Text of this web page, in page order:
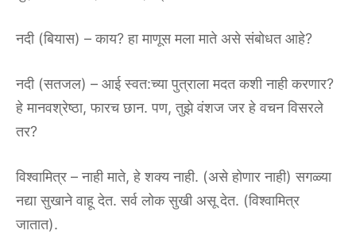
नदी (बियास) – काय? हा माणूस मला माते असे संबोधत आहे?
नदी (सतजल) – आई स्वत:च्या पुत्राला मदत कशी नाही करणार?
हे मानवश्रेष्ठा, फारच छान. पण, तुझे वंशज जर हे वचन विसरले
तर?
विश्वामित्र – नाही माते, हे शक्य नाही. (असे होणार नाही) सगळ्या
नद्या सुखाने वाहू देत. सर्व लोक सुखी असू देत. (विश्वामित्र
जातात).